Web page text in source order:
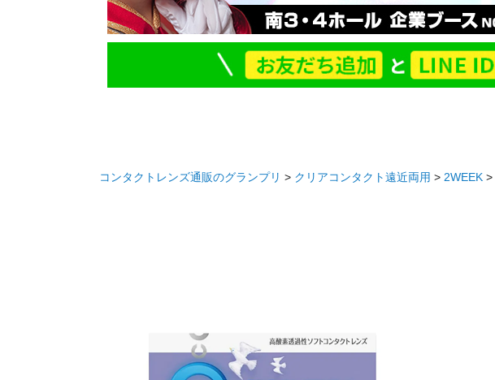
コンタクトレンズ通販のグランプリ クリアコンタクト遠近両用 2WEEK